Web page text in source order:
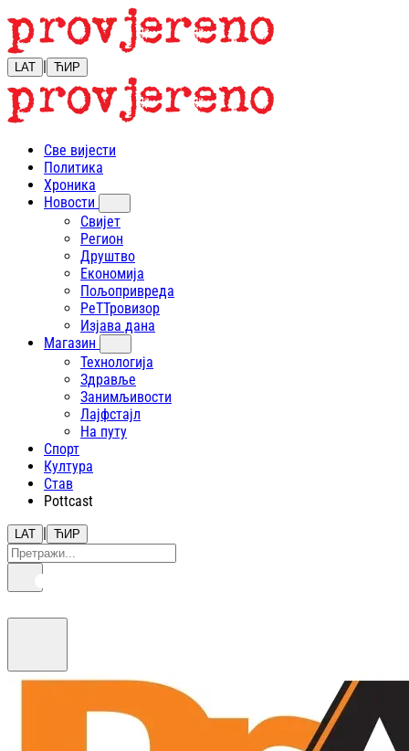
LAT | ЋИР
Све вијести
Политика
Хроника
Новости
Свијет
Регион
Друштво
Економија
Пољопривреда
РеТТровизор
Изјава дана
Магазин
Технологија
Здравље
Занимљивости
Лајфстajл
На путу
Спорт
Култура
Став
Pottcast
LAT | ЋИР